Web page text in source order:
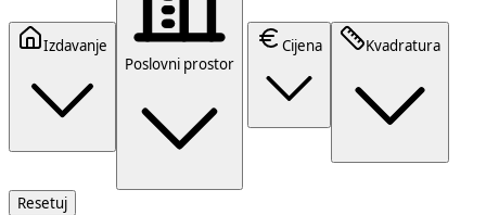
Izdavanje
Poslovni prostor
Cijena Kvadratura
Resetuj